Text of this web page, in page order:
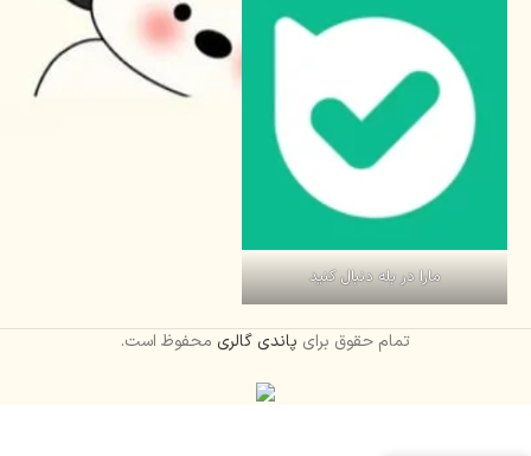
مارا در بله دنبال کنید
تمام حقوق برای پاندی گالری محفوظ است.